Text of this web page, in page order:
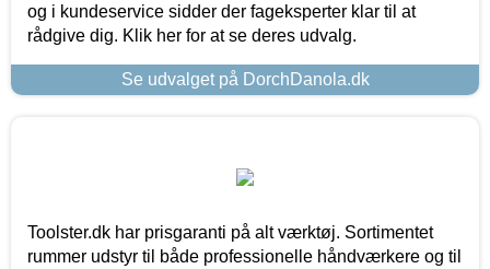
og i kundeservice sidder der fageksperter klar til at
rådgive dig. Klik her for at se deres udvalg.
Se udvalget på DorchDanola.dk
Toolster.dk har prisgaranti på alt værktøj. Sortimentet
rummer udstyr til både professionelle håndværkere og til